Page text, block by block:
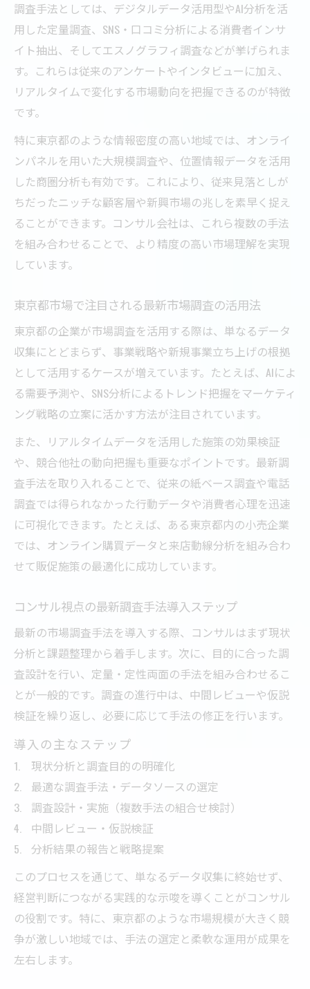
調査手法としては、デジタルデータ活用型やAI分析を活
用した定量調査、SNS・口コミ分析による消費者インサ
イト抽出、そしてエスノグラフィ調査などが挙げられま
す。これらは従来のアンケートやインタビューに加え、
リアルタイムで変化する市場動向を把握できるのが特徴
です。
特に東京都のような情報密度の高い地域では、オンライ
ンパネルを用いた大規模調査や、位置情報データを活用
した商圏分析も有効です。これにより、従来見落としが
ちだったニッチな顧客層や新興市場の兆しを素早く捉え
ることができます。コンサル会社は、これら複数の手法
を組み合わせることで、より精度の高い市場理解を実現
しています。
東京都市場で注目される最新市場調査の活用法
東京都の企業が市場調査を活用する際は、単なるデータ
収集にとどまらず、事業戦略や新規事業立ち上げの根拠
として活用するケースが増えています。たとえば、AIによ
る需要予測や、SNS分析によるトレンド把握をマーケティ
ング戦略の立案に活かす方法が注目されています。
また、リアルタイムデータを活用した施策の効果検証
や、競合他社の動向把握も重要なポイントです。最新調
査手法を取り入れることで、従来の紙ベース調査や電話
調査では得られなかった行動データや消費者心理を迅速
に可視化できます。たとえば、ある東京都内の小売企業
では、オンライン購買データと来店動線分析を組み合わ
せて販促施策の最適化に成功しています。
コンサル視点の最新調査手法導入ステップ
最新の市場調査手法を導入する際、コンサルはまず現状
分析と課題整理から着手します。次に、目的に合った調
査設計を行い、定量・定性両面の手法を組み合わせるこ
とが一般的です。調査の進行中は、中間レビューや仮説
検証を繰り返し、必要に応じて手法の修正を行います。
導入の主なステップ
現状分析と調査目的の明確化
最適な調査手法・データソースの選定
調査設計・実施（複数手法の組合せ検討）
中間レビュー・仮説検証
分析結果の報告と戦略提案
このプロセスを通じて、単なるデータ収集に終始せず、
経営判断につながる実践的な示唆を導くことがコンサル
の役割です。特に、東京都のような市場規模が大きく競
争が激しい地域では、手法の選定と柔軟な運用が成果を
左右します。